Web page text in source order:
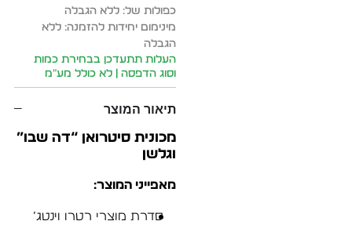
כפולות של: ללא הגבלה
מינימום יחידות להזמנה: ללא
הגבלה
העלות תתעדכן בבחירת כמות
וסוג הדפסה | לא כולל מע״מ
תיאור המוצר
מכונית סיטרואן “דה שבו”
וגלשן
מאפייני המוצר:
סדרת מוצרי רטרו וינטג’